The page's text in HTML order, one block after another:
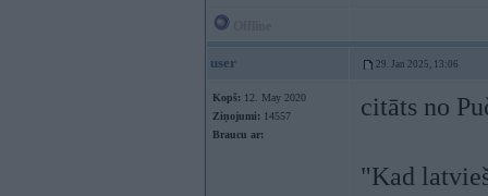
user 29. Jan 2025, 13:06
Kopš: 12. May 2020
Ziņojumi: 14557
Braucu ar:
citāts no
"Kad